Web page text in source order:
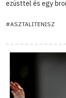
ezüsttel és egy
#ASZTALITENISZ